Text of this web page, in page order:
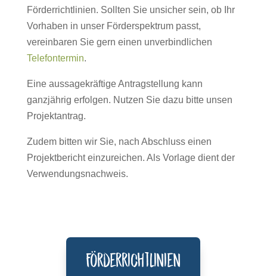
Förderrichtlinien. Sollten Sie unsicher sein, ob Ihr
Vorhaben in unser Förderspektrum passt,
vereinbaren Sie gern einen unverbindlichen
Telefontermin.
Eine aussagekräftige Antragstellung kann
ganzjährig erfolgen. Nutzen Sie dazu bitte unsen
Projektantrag.
Zudem bitten wir Sie, nach Abschluss einen
Projektbericht einzureichen. Als Vorlage dient der
Verwendungsnachweis.
Förderrichtlinien